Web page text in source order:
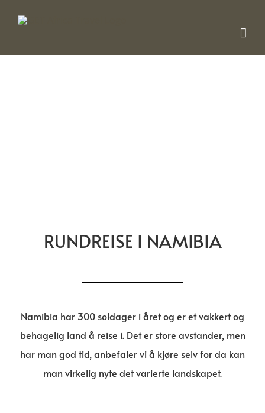
RUNDREISE I NAMIBIA
Namibia har 300 soldager i året og er et vakkert og
behagelig land å reise i. Det er store avstander, men
har man god tid, anbefaler vi å kjøre selv for da kan
man virkelig nyte det varierte landskapet.